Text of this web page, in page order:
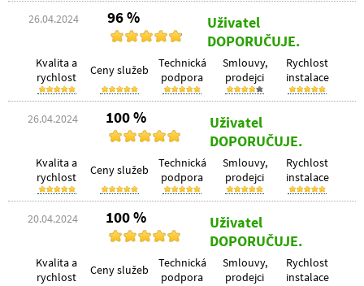
26.04.2024 96 %
Uživatel
DOPORUČUJE.
Kvalita a
rychlost
Ceny služeb
Technická
podpora
Smlouvy,
prodejci
Rychlost
instalace
26.04.2024 100 %
Uživatel
DOPORUČUJE.
Kvalita a
rychlost
Ceny služeb
Technická
podpora
Smlouvy,
prodejci
Rychlost
instalace
20.04.2024 100 %
Uživatel
DOPORUČUJE.
Kvalita a
rychlost
Ceny služeb
Technická
podpora
Smlouvy,
prodejci
Rychlost
instalace